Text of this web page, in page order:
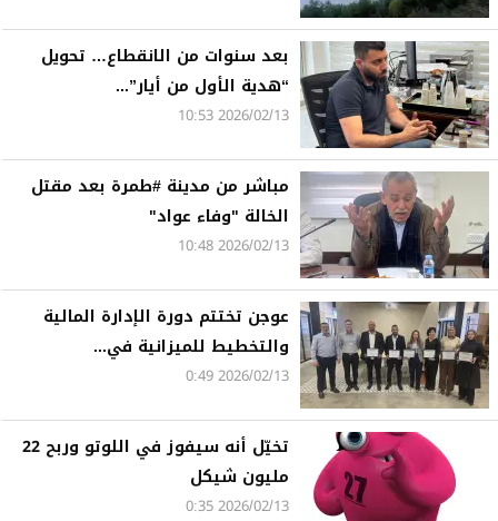
بعد سنوات من الانقطاع… تحويل
“هدية الأول من أيار”...
2026/02/13 10:53
مباشر من مدينة #طمرة بعد مقتل
الخالة "وفاء عواد"
2026/02/13 10:48
عوجن تختتم دورة الإدارة المالية
والتخطيط للميزانية في...
2026/02/13 0:49
تخيّل أنه سيفوز في اللوتو وربح 22
مليون شيكل
2026/02/13 0:35